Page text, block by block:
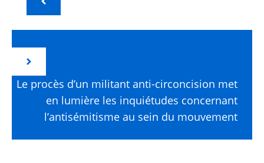
Le procès d’un militant anti-circoncision met
en lumière les inquiétudes concernant
l’antisémitisme au sein du mouvement